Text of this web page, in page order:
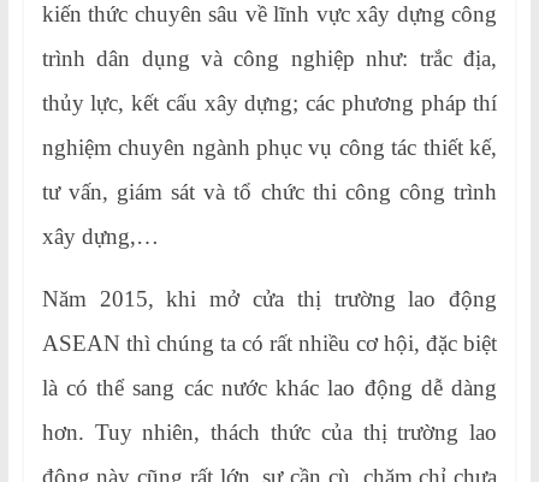
kiến thức chuyên sâu về lĩnh vực xây dựng công
trình dân dụng và công nghiệp như: trắc địa,
thủy lực, kết cấu xây dựng; các phương pháp thí
nghiệm chuyên ngành phục vụ công tác thiết kế,
tư vấn, giám sát và tổ chức thi công công trình
xây dựng,…
Năm 2015, khi mở cửa thị trường lao động
ASEAN thì chúng ta có rất nhiều cơ hội, đặc biệt
là có thể sang các nước khác lao động dễ dàng
hơn. Tuy nhiên, thách thức của thị trường lao